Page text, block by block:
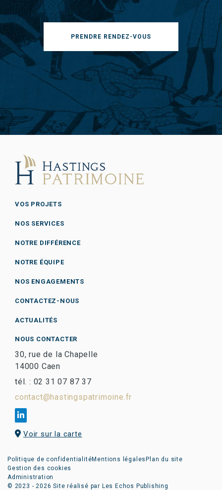
PRENDRE RENDEZ-VOUS
VOS PROJETS
NOS SERVICES
NOTRE DIFFÉRENCE
NOTRE ÉQUIPE
NOS ENGAGEMENTS
CONTACTEZ-NOUS
ACTUALITÉS
NOUS CONTACTER
30, rue de la Chapelle
14000 Caen
tél. : 02 31 07 87 37
contact@hastingspatrimoine.fr
Voir sur la carte
Politique de confidentialitéMentions légales Plan du site
Gestion des cookies
Administration
© 2023 - 2026 Site réalisé par Les Echos Publishing